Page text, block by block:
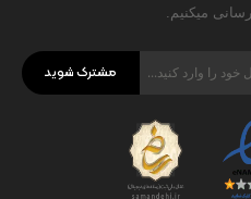
میکنیم.
مشترک شوید